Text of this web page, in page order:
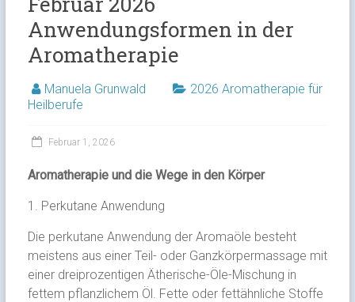
Anwendungsformen in der
Aromatherapie
Manuela Grunwald
2026 Aromatherapie für
Heilberufe
Februar 1, 2026
Aromatherapie und die Wege in den Körper
1. Perkutane Anwendung
Die perkutane Anwendung der Aromaöle besteht
meistens aus einer Teil- oder Ganzkörpermassage mit
einer dreiprozentigen Ätherische-Öle-Mischung in
fettem pflanzlichem Öl. Fette oder fettähnliche Stoffe